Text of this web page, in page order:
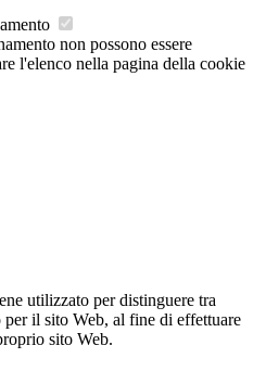
non possono essere
l'elenco nella pagina della cookie
utilizzato per distinguere tra
il sito Web, al fine di effettuare
sito Web.